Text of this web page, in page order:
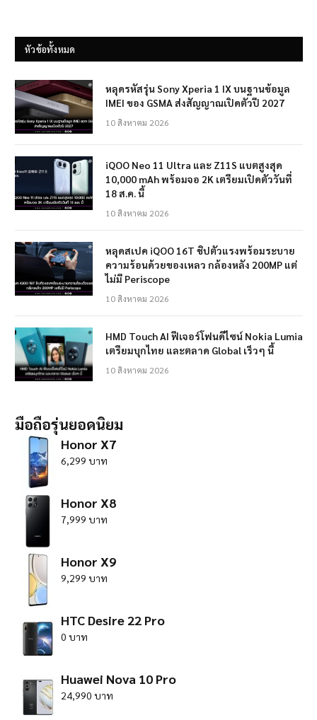
หัวข้อทั้งหมด
หลุดรหัสรุ่น Sony Xperia 1 IX บนฐานข้อมูล
IMEI ของ GSMA ส่งสัญญาณเปิดตัวปี 2027
10 สิงหาคม 2026
iQOO Neo 11 Ultra และ Z11S แบตสูงสุด
10,000 mAh พร้อมจอ 2K เตรียมเปิดตัววันที่
18 ส.ค. นี้
10 สิงหาคม 2026
หลุดสเปค iQOO 16T ชิปตัวแรงพร้อมระบาย
ความร้อนด้วยของเหลว กล้องหลัง 200MP แต่
ไม่มี Periscope
10 สิงหาคม 2026
HMD Touch AI ฟีเจอร์โฟนดีไซน์ Nokia Lumia
เตรียมบุกไทย และตลาด Global เร็วๆ นี้
10 สิงหาคม 2026
มือถือรุ่นยอดนิยม
Honor X7
6,299 บาท
Honor X8
7,999 บาท
Honor X9
9,299 บาท
HTC Desire 22 Pro
0 บาท
Huawei Nova 10 Pro
24,990 บาท